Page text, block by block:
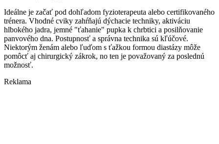
Ideálne je začať pod dohľadom fyzioterapeuta alebo certifikovaného
trénera. Vhodné cviky zahŕňajú dýchacie techniky, aktiváciu
hlbokého jadra, jemné "ťahanie" pupka k chrbtici a posilňovanie
panvového dna. Postupnosť a správna technika sú kľúčové.
Niektorým ženám alebo ľuďom s ťažkou formou diastázy môže
pomôcť aj chirurgický zákrok, no ten je považovaný za poslednú
možnosť.
Reklama